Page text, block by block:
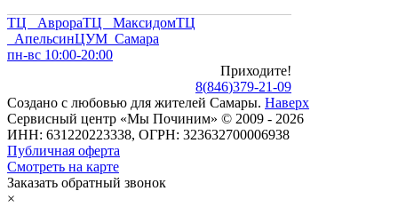
ТЦ АврораТЦ МаксидомТЦ
АпельсинЦУМ Самара
пн-вс 10:00-20:00
Приходите!
8(846)379-21-09
Создано с любовью для жителей Самары. Наверх
Сервисный центр «Мы Починим» © 2009 - 2026
ИНН: 631220223338, ОГРН: 323632700006938
Публичная оферта
Смотреть на карте
Заказать обратный звонок
×